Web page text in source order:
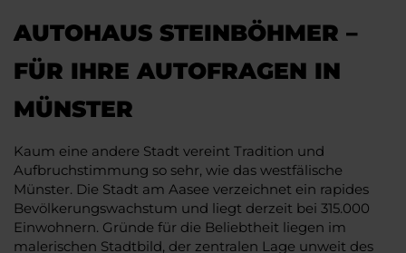
AUTOHAUS STEINBÖHMER –
FÜR IHRE AUTOFRAGEN IN
MÜNSTER
Kaum eine andere Stadt vereint Tradition und
Aufbruchstimmung so sehr, wie das westfälische
Münster. Die Stadt am Aasee verzeichnet ein rapides
Bevölkerungswachstum und liegt derzeit bei 315.000
Einwohnern. Gründe für die Beliebtheit liegen im
malerischen Stadtbild, der zentralen Lage unweit des